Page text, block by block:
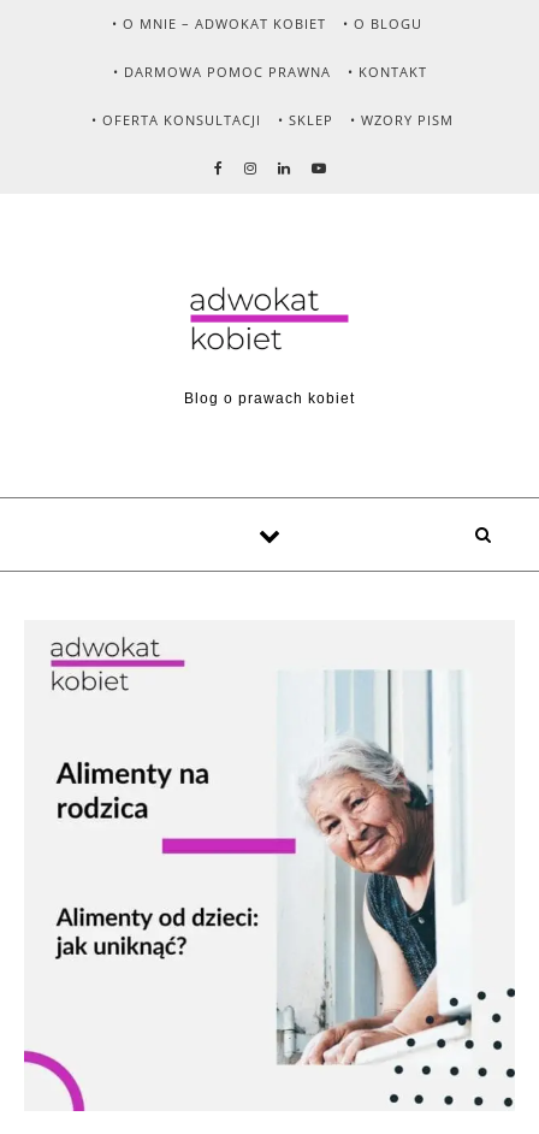
• O MNIE – ADWOKAT KOBIET • O BLOGU
• DARMOWA POMOC PRAWNA • KONTAKT
• OFERTA KONSULTACJI • SKLEP • WZORY PISM
Blog o prawach kobiet